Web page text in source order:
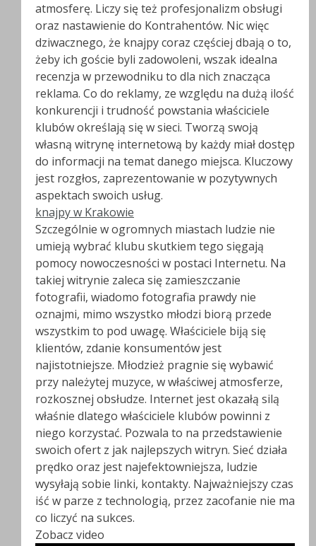
atmosferę. Liczy się też profesjonalizm obsługi
oraz nastawienie do Kontrahentów. Nic więc
dziwacznego, że knajpy coraz częściej dbają o to,
żeby ich goście byli zadowoleni, wszak idealna
recenzja w przewodniku to dla nich znacząca
reklama. Co do reklamy, ze względu na dużą ilość
konkurencji i trudność powstania właściciele
klubów określają się w sieci. Tworzą swoją
własną witrynę internetową by każdy miał dostęp
do informacji na temat danego miejsca. Kluczowy
jest rozgłos, zaprezentowanie w pozytywnych
aspektach swoich usług.
knajpy w Krakowie
Szczególnie w ogromnych miastach ludzie nie
umieją wybrać klubu skutkiem tego sięgają
pomocy nowoczesności w postaci Internetu. Na
takiej witrynie zaleca się zamieszczanie
fotografii, wiadomo fotografia prawdy nie
oznajmi, mimo wszystko młodzi biorą przede
wszystkim to pod uwagę. Właściciele biją się
klientów, zdanie konsumentów jest
najistotniejsze. Młodzież pragnie się wybawić
przy należytej muzyce, w właściwej atmosferze,
rozkosznej obsłudze. Internet jest okazałą silą
właśnie dlatego właściciele klubów powinni z
niego korzystać. Pozwala to na przedstawienie
swoich ofert z jak najlepszych witryn. Sieć działa
prędko oraz jest najefektowniejsza, ludzie
wysyłają sobie linki, kontakty. Najważniejszy czas
iść w parze z technologią, przez zacofanie nie ma
co liczyć na sukces.
Zobacz video